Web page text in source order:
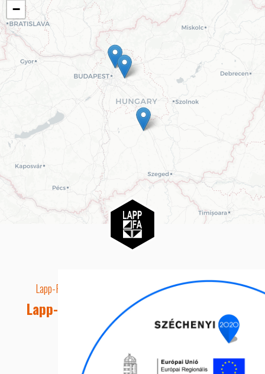
−
Lapp-Fa EUTR technikai azonosító száma: AA5849163
Lapp-fa Kft. Webshop Ügyfélszolgálat
Telefon: +36 20 8515050
E-mail cím: webshop@lapp-fa.hu